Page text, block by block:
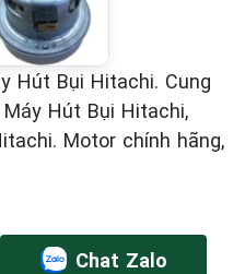
Hút Bụi Hitachi. Cung
Hút Bụi Hitachi,
Motor chính hãng,
Chat Zalo